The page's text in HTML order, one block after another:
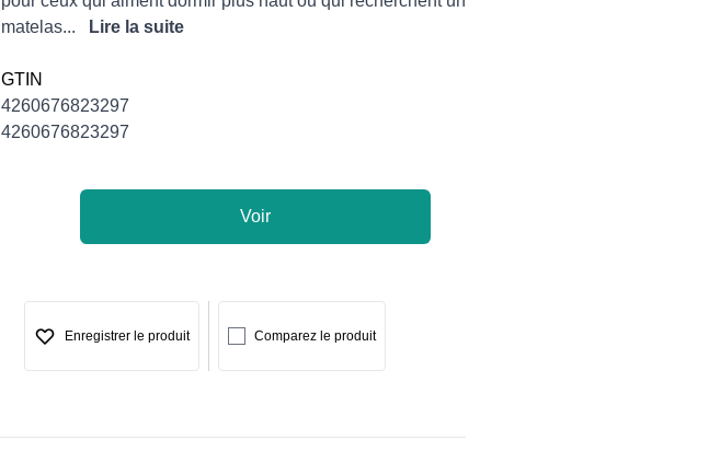
matelas...
Lire la suite
GTIN
4260676823297
4260676823297
Voir
Enregistrer le produit Comparez le produit